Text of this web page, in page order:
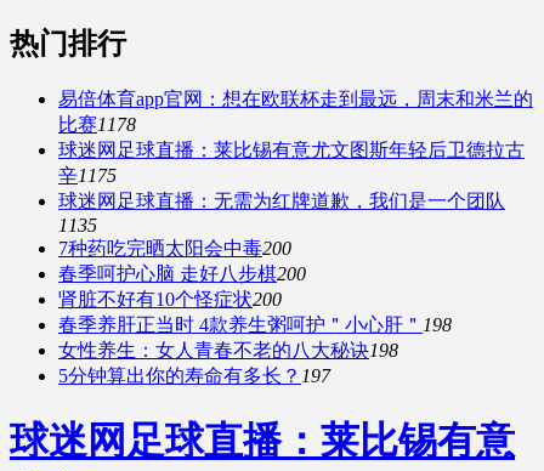
热门排行
易倍体育app官网：想在欧联杯走到最远，周末和米兰的
比赛1178
球迷网足球直播：莱比锡有意尤文图斯年轻后卫德拉古
辛1175
球迷网足球直播：无需为红牌道歉，我们是一个团队
1135
7种药吃完晒太阳会中毒200
春季呵护心脑 走好八步棋200
肾脏不好有10个怪症状200
春季养肝正当时 4款养生粥呵护＂小心肝＂ 198
女性养生：女人青春不老的八大秘诀198
5分钟算出你的寿命有多长？ 197
球迷网足球直播：莱比锡有意